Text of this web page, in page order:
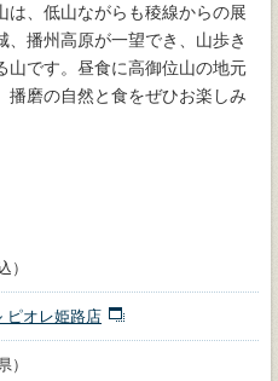
は、低山ながらも稜線からの展
播州高原が一望でき、山歩き
山です。昼食に高御位山の地元
播磨の自然と食をぜひお楽しみ
）
ピオレ姫路店
）